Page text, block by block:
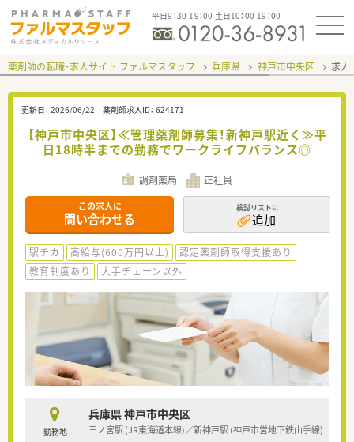
平日9：30-19：00 土日10：00-19：00
薬剤師の転職・求人サイト ファルマスタッフ 兵庫県 神戸市中央区 求人
更新日： 2026/06/22 薬剤師求人ID： 624171
【神戸市中央区】≪管理薬剤師募集！新神戸駅近く≫平
日18時半までの勤務でワークライフバランス◎
調剤薬局 正社員
この求人に
問い合わせる
検討リストに
追加
駅チカ 高給与(600万円以上)
認定薬剤師取得支援あり
教育制度あり
大手チェーン以外
勤務地
兵庫県 神戸市中央区
三ノ宮駅 (JR東海道本線)／新神戸駅 (神戸市営地下鉄山手線)